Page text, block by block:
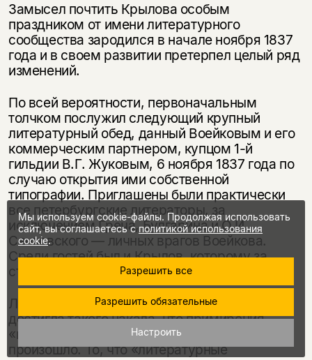
Замысел почтить Крылова особым
праздником от имени литературного
сообщества зародился в начале ноября 1837
года и в своем развитии претерпел целый ряд
изменений.
По всей вероятности, первоначальным
толчком послужил следующий крупный
литературный обед, данный Воейковым и его
коммерческим партнером, купцом 1-й
гильдии В.Г. Жуковым, 6 ноября 1837 года по
случаю открытия ими собственной
типографии. Приглашены были практически
все петербургские литераторы, за
исключением Греча, Булгарина и О.И.
Сенковского — личных врагов Воейкова.
Среди гостей был и Крылов, которому за
столом по традиции отвели почетное место.
Литературная борьба к этому времени
достигла такого накала, что при­мирения
«партий», хотя бы временного, на обеде не
произошло. То, что «литературные
Мы используем cookie-файлы. Продолжая использовать
сайт, вы соглашаетесь сполитикой использования
cookie.
Разрешить все
Разрешить обязательные
Настроить